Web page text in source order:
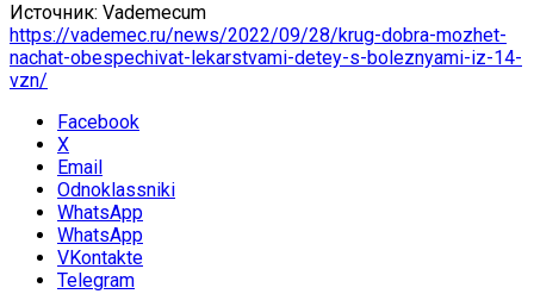
Источник: Vademecum
https://vademec.ru/news/2022/09/28/krug-dobra-mozhet-
nachat-obespechivat-lekarstvami-detey-s-boleznyami-iz-14-
vzn/
Facebook
X
Email
Odnoklassniki
WhatsApp
WhatsApp
VKontakte
Telegram